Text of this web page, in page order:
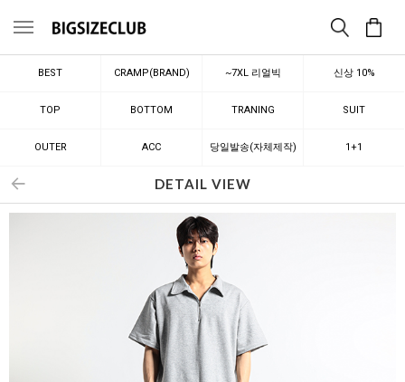
메뉴
BEST CRAMP(BRAND) ~7XL 리얼빅 신상 10%
TOP BOTTOM TRANING SUIT
OUTER ACC 당일발송(자체제작) 1+1
DETAIL VIEW